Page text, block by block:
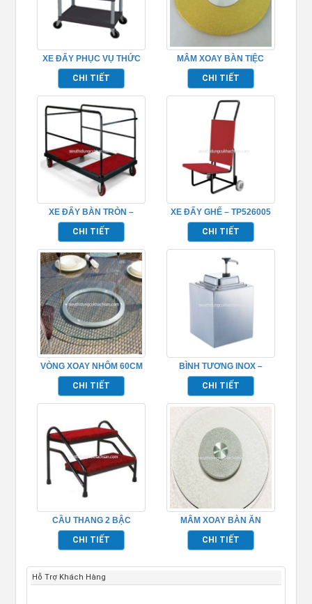
XE ĐẨY PHỤC VỤ THỨC
ĂN TP680102
CHI TIẾT
MÂM XOAY BÀN TIỆC
TP681047
CHI TIẾT
XE ĐẨY BÀN TRÒN –
TP526003
CHI TIẾT
XE ĐẨY GHẾ – TP526005
CHI TIẾT
VÒNG XOAY NHÔM 60CM
CHI TIẾT
BÌNH TƯƠNG INOX –
TP697083
CHI TIẾT
CẦU THANG 2 BẬC
CHI TIẾT
MÂM XOAY BÀN ĂN
TP681048
CHI TIẾT
Hỗ Trợ Khách Hàng